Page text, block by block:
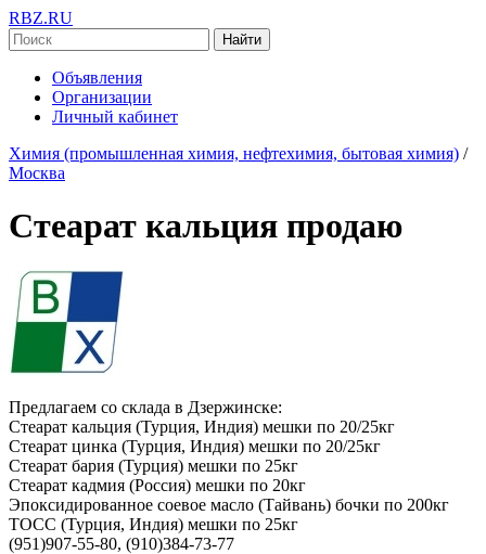
RBZ.RU
Найти
Объявления
Организации
Личный кабинет
Химия (промышленная химия, нефтехимия, бытовая химия) /
Москва
Стеарат кальция продаю
Предлагаем со склада в Дзержинске:
Стеарат кальция (Турция, Индия) мешки по 20/25кг
Стеарат цинка (Турция, Индия) мешки по 20/25кг
Стеарат бария (Турция) мешки по 25кг
Стеарат кадмия (Россия) мешки по 20кг
Эпоксидированное соевое масло (Тайвань) бочки по 200кг
ТОСС (Турция, Индия) мешки по 25кг
(951)907-55-80, (910)384-73-77